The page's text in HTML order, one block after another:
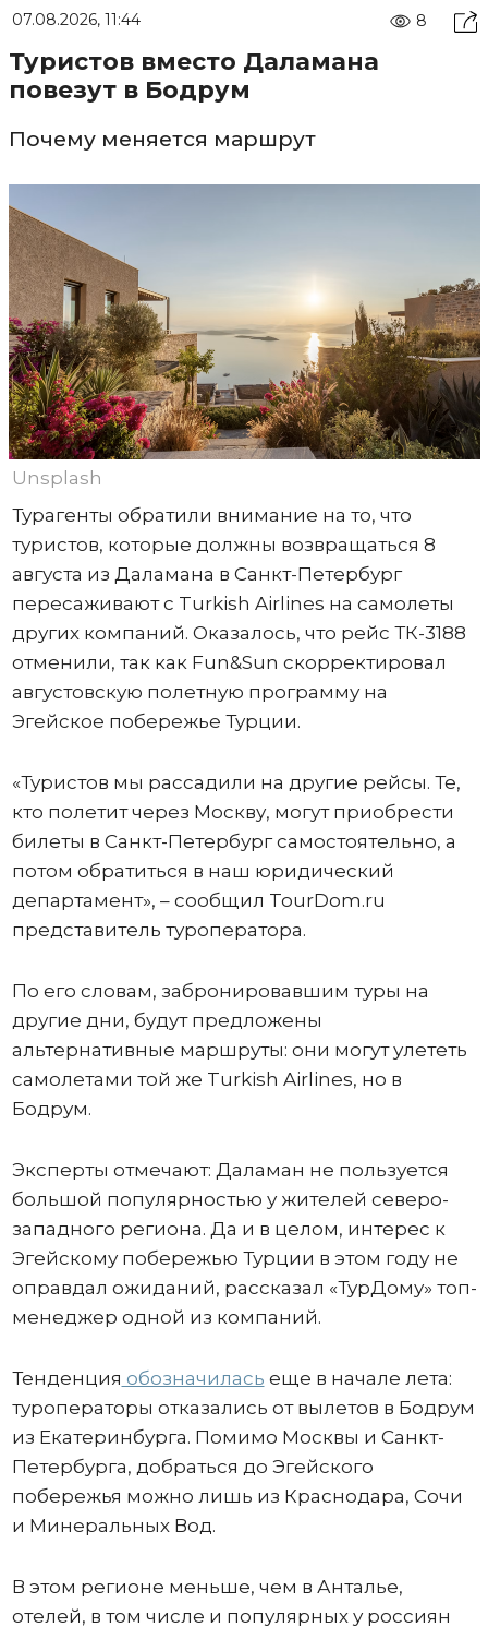
07.08.2026, 11:44 8
Туристов вместо Даламана
повезут в Бодрум
Почему меняется маршрут
Unsplash
Турагенты обратили внимание на то, что
туристов, которые должны возвращаться 8
августа из Даламана в Санкт-Петербург
пересаживают с Turkish Airlines на самолеты
других компаний. Оказалось, что рейс ТК-3188
отменили, так как Fun&Sun скорректировал
августовскую полетную программу на
Эгейское побережье Турции.
«Туристов мы рассадили на другие рейсы. Те,
кто полетит через Москву, могут приобрести
билеты в Санкт-Петербург самостоятельно, а
потом обратиться в наш юридический
департамент», – сообщил TourDom.ru
представитель туроператора.
По его словам, забронировавшим туры на
другие дни, будут предложены
альтернативные маршруты: они могут улететь
самолетами той же Turkish Airlines, но в
Бодрум.
Эксперты отмечают: Даламан не пользуется
большой популярностью у жителей северо-
западного региона. Да и в целом, интерес к
Эгейскому побережью Турции в этом году не
оправдал ожиданий, рассказал «ТурДому» топ-
менеджер одной из компаний.
Тенденция обозначилась еще в начале лета:
туроператоры отказались от вылетов в Бодрум
из Екатеринбурга. Помимо Москвы и Санкт-
Петербурга, добраться до Эгейского
побережья можно лишь из Краснодара, Сочи
и Минеральных Вод.
В этом регионе меньше, чем в Анталье,
отелей, в том числе и популярных у россиян